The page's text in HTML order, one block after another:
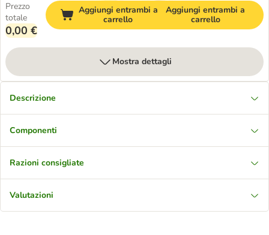
Prezzo
totale
0,00 €
Aggiungi entrambi a
carrello
Aggiungi entrambi a
carrello
Mostra dettagli
Descrizione
Componenti
Razioni consigliate
Valutazioni